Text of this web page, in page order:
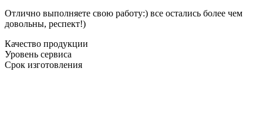
Отлично выполняете свою работу:) все остались более чем
довольны, респект!)
Качество продукции
Уровень сервиса
Срок изготовления